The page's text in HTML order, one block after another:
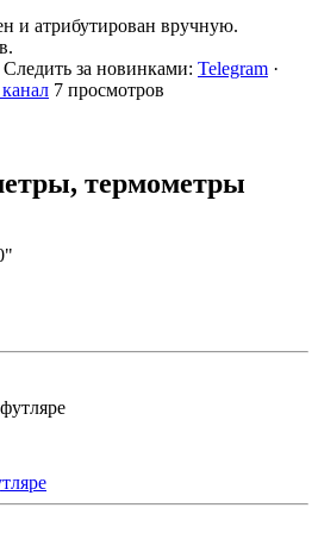
и атрибутирован вручную.
Следить за новинками: Telegram ·
7 просмотров
термометры